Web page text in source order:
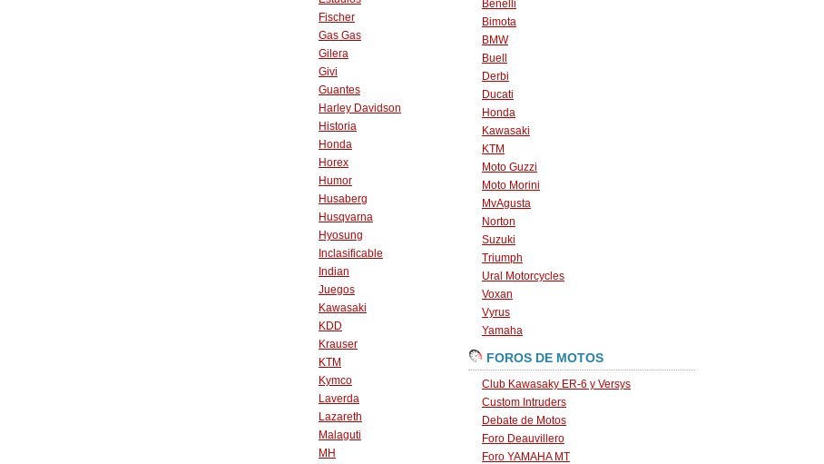
Fischer
Gas Gas
Gilera
Givi
Guantes
Harley Davidson
Historia
Honda
Horex
Humor
Husaberg
Husqvarna
Hyosung
Inclasificable
Indian
Juegos
Kawasaki
KDD
Krauser
KTM
Kymco
Laverda
Lazareth
Malaguti
MH
Benelli
Bimota
BMW
Buell
Derbi
Ducati
Honda
Kawasaki
KTM
Moto Guzzi
Moto Morini
MvAgusta
Norton
Suzuki
Triumph
Ural Motorcycles
Voxan
Vyrus
Yamaha
FOROS DE MOTOS
Club Kawasaky ER-6 y Versys
Custom Intruders
Debate de Motos
Foro Deauvillero
Foro YAMAHA MT